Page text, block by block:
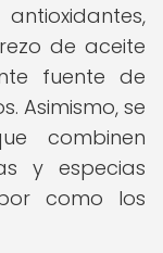
de aceite
fuente de
Asimismo, se
combinen
y especias
como los